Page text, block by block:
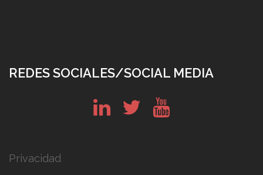
REDES SOCIALES/SOCIAL MEDIA
Privacidad